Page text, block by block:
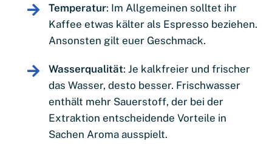
Temperatur: Im Allgemeinen solltet ihr
Kaffee etwas kälter als Espresso beziehen.
Ansonsten gilt euer Geschmack.
Wasserqualität: Je kalkfreier und frischer
das Wasser, desto besser. Frischwasser
enthält mehr Sauerstoff, der bei der
Extraktion entscheidende Vorteile in
Sachen Aroma ausspielt.